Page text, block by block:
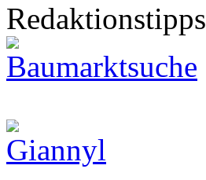
Redaktionstipps